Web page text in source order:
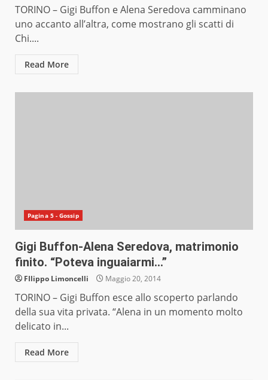
TORINO – Gigi Buffon e Alena Seredova camminano
uno accanto all’altra, come mostrano gli scatti di
Chi....
Read More
Pagina 5 - Gossip
Gigi Buffon-Alena Seredova, matrimonio
finito. “Poteva inguaiarmi…”
FIlippo Limoncelli Maggio 20, 2014
TORINO – Gigi Buffon esce allo scoperto parlando
della sua vita privata. “Alena in un momento molto
delicato in...
Read More